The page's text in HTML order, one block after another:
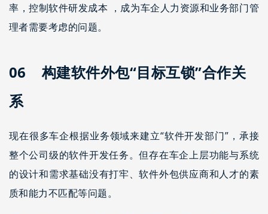
率，控制软件研发成本 ，成为车企人力资源和业务部门管
理者需要考虑的问题。
06 构建软件外包“目标互锁”合作关
系
现在很多车企根据业务领域来建立“软件开发部门”，承接
整个公司级的软件开发任务。但存在车企上层功能与系统
的设计和需求基础没有打牢、软件外包供应商和人才的素
质和能力不匹配等问题。